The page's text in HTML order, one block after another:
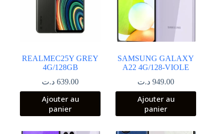
REALMEC25Y GREY
4G/128GB
639.00 د.ت
Ajouter au
panier
SAMSUNG GALAXY
A22 4G/128-VIOLE
949.00 د.ت
Ajouter au
panier